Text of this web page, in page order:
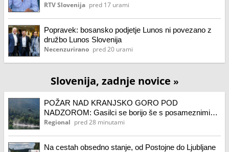
RTV Slovenija pred 17 urami
Popravek: bosansko podjetje Lunos ni povezano z
družbo Lunos Slovenija
Necenzurirano pred 20 urami
Slovenija, zadnje novice »
POŽAR NAD KRANJSKO GORO POD
NADZOROM: Gasilci se borijo še s posameznimi
žarišči
Regional pred 28 minutami
Na cestah obsedno stanje, od Postojne do Ljubljane